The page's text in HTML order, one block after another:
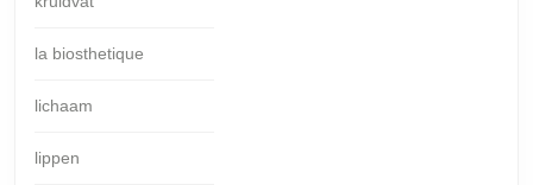
la biosthetique
lichaam
lippen